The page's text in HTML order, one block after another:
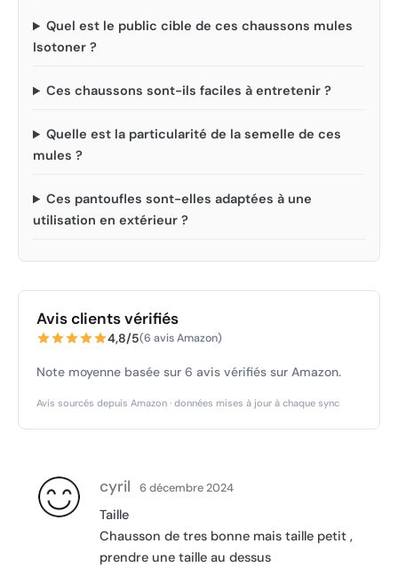
Quel est le public cible de ces chaussons mules
Isotoner ?
Ces chaussons sont-ils faciles à entretenir ?
Quelle est la particularité de la semelle de ces
mules ?
Ces pantoufles sont-elles adaptées à une
utilisation en extérieur ?
Avis clients vérifiés
4,8/5(6 avis Amazon)
Note moyenne basée sur 6 avis vérifiés sur Amazon.
Avis sourcés depuis Amazon · données mises à jour à chaque sync
cyril 6 décembre 2024
Taille
Chausson de tres bonne mais taille petit ,
prendre une taille au dessus